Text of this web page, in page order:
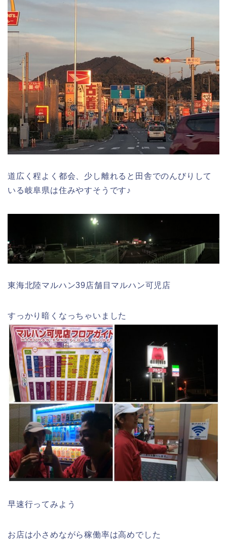
道広く程よく都会、少し離れると田舎でのんびりして
いる岐阜県は住みやすそうです♪
東海北陸マルハン39店舗目マルハン可児店
すっかり暗くなっちゃいました
早速行ってみよう
お店は小さめながら稼働率は高めでした